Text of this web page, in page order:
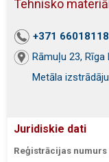
Tehnisko
+371 66018118
Rāmuļu 23, Rīga
Metāla
Juridiskie dati
Reģistrācijas numurs